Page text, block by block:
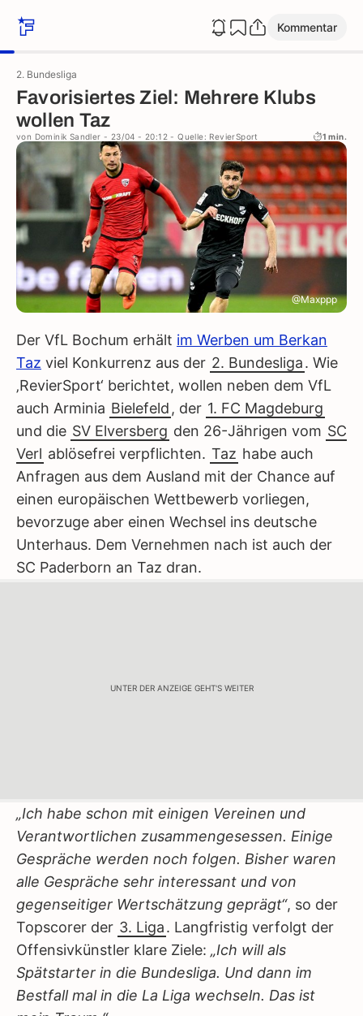
Kommentar
2. Bundesliga
Favorisiertes Ziel: Mehrere Klubs
wollen Taz
von Dominik Sandler - 23/04 - 20:12 - Quelle: RevierSport 1 min.
@Maxppp
Der VfL Bochum erhält im Werben um Berkan
Taz viel Konkurrenz aus der 2. Bundesliga. Wie
‚RevierSport‘ berichtet, wollen neben dem VfL
auch Arminia Bielefeld , der 1. FC Magdeburg
und die SV Elversberg den 26-Jährigen vom SC
Verl ablösefrei verpflichten. Taz habe auch
Anfragen aus dem Ausland mit der Chance auf
einen europäischen Wettbewerb vorliegen,
bevorzuge aber einen Wechsel ins deutsche
Unterhaus. Dem Vernehmen nach ist auch der
SC Paderborn an Taz dran.
UNTER DER ANZEIGE GEHT'S WEITER
„Ich habe schon mit einigen Vereinen und
Verantwortlichen zusammengesessen. Einige
Gespräche werden noch folgen. Bisher waren
alle Gespräche sehr interessant und von
gegenseitiger Wertschätzung geprägt“, so der
Topscorer der 3. Liga. Langfristig verfolgt der
Offensivkünstler klare Ziele: „Ich will als
Spätstarter in die Bundesliga. Und dann im
Bestfall mal in die La Liga wechseln. Das ist